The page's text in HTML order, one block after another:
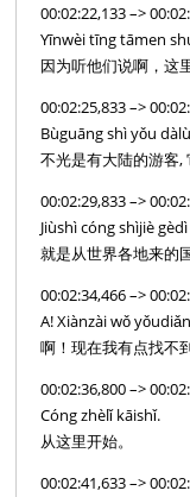
00:02:22,133 –>
Yīnwèi tīng tāmen
因为听他们说啊，这
00:02:25,833 –>
Bùguāng shì yǒu
不光是有大陆的游客
00:02:29,833 –>
Jiùshì cóng shìjiè
就是从世界各地来的
00:02:34,466 –>
A! Xiànzài wǒ
啊！现在我有点找不
00:02:36,800 –>
Cóng zhèlǐ kāishǐ.
从这里开始。
00:02:41,633 –>